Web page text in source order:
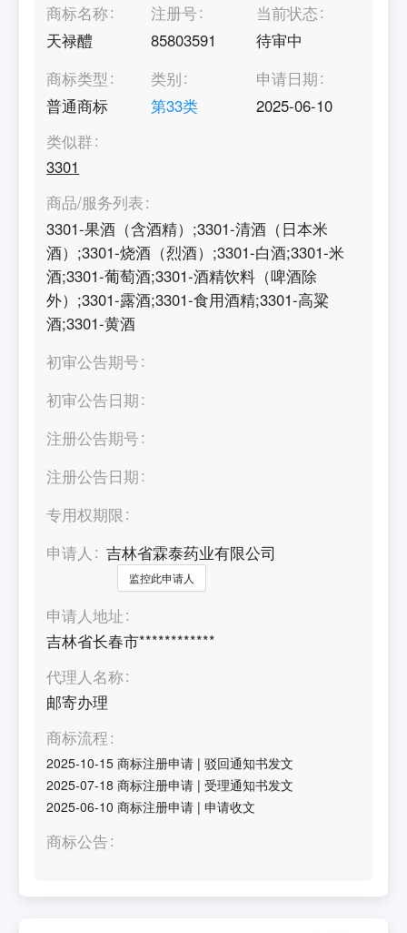
商标名称
天禄醴
注册号
85803591
当前状态
待审中
商标类型
普通商标
类别
第33类
申请日期
2025-06-10
类似群
3301
商品/服务列表
3301-果酒（含酒精）;3301-清酒（日本米
酒）;3301-烧酒（烈酒）;3301-白酒;3301-米
酒;3301-葡萄酒;3301-酒精饮料（啤酒除
外）;3301-露酒;3301-食用酒精;3301-高粱
酒;3301-黄酒
初审公告期号
初审公告日期
注册公告期号
注册公告日期
专用权期限
申请人
吉林省霖泰药业有限公司
监控此申请人
申请人地址
吉林省长春市************
代理人名称
邮寄办理
商标流程
2025-10-15 商标注册申请 |驳回通知书发文
2025-07-18 商标注册申请 |受理通知书发文
2025-06-10 商标注册申请 |申请收文
商标公告